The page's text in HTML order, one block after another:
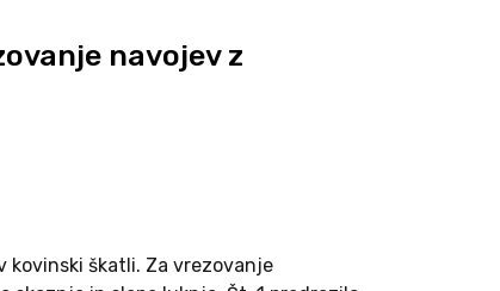
navojev z
kovinski škatli. Za vrezovanje